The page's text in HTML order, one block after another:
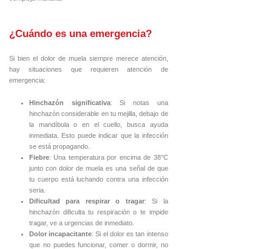
¿Cuándo es una emergencia?
Si bien el dolor de muela siempre merece atención,
hay situaciones que requieren atención de
emergencia:
Hinchazón significativa: Si notas una
hinchazón considerable en tu mejilla, debajo de
la mandíbula o en el cuello, busca ayuda
inmediata. Esto puede indicar que la infección
se está propagando.
Fiebre: Una temperatura por encima de 38°C
junto con dolor de muela es una señal de que
tu cuerpo está luchando contra una infección
seria.
Dificultad para respirar o tragar: Si la
hinchazón dificulta tu respiración o te impide
tragar, ve a urgencias de inmediato.
Dolor incapacitante: Si el dolor es tan intenso
que no puedes funcionar, comer o dormir, no